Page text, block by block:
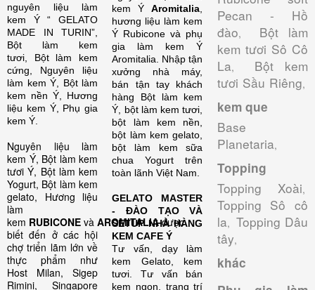
nguyên liệu làm
kem Ý “ GELATO
MADE IN TURIN”,
Bột làm kem
tươi, Bột làm kem
cứng, Nguyên liệu
làm kem Ý, Bột làm
kem nền Ý, Hương
liệu kem Ý, Phụ gia
kem Ý.
Nguyên liệu làm
kem Ý, Bột làm kem
tươi Ý, Bột làm kem
Yogurt, Bột làm kem
gelato, Hương liệu
làm
kem RUBICONE và AROMITALIAđược
biết đến ở các hội
chợ triển lãm lớn về
thực phẩm như
Host Milan, Sigep
Rimini, Singapore
kem ÝAromitalia
hương liệu làm kem
Ý Rubicone và phụ
gia làm kem Ý
Aromitalia. Nhập tận
xưởng nhà máy,
bán tận tay khách
hàng Bột làm kem
Ý, bột làm kem tươi,
bột làm kem nền,
bột làm kem gelato,
bột làm kem sữa
chua Yogurt trên
toàn lãnh Việt Nam.
GELATO MASTER
- ĐÀO TẠO VÀ
SETUP NHÀ HÀNG
KEM CAFE Ý
Tư vấn, dạy làm
kem Gelato, kem
tươi. Tư vấn bán
kem ngon, trang trí
Pecan - Hồ
đào, Bột làm
kem tươi Sô Cô
La, Bột kem
tươi Sầu Riêng,
kem que
Base
Planetaria,
Topping
Topping Xoài,
Topping Sô cô
la, Topping Dâu
tây,
khác